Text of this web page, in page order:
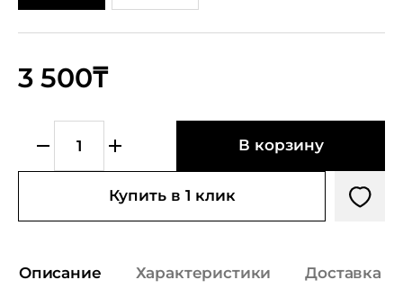
3 500₸
В корзину
Купить в 1 клик
Описание Характеристики Доставка и